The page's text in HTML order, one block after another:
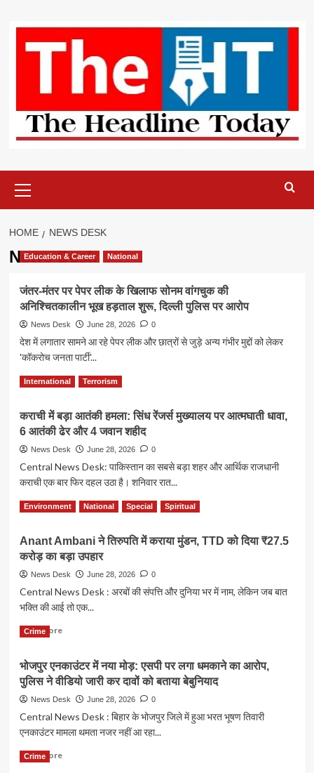
content
Menu
HOME NEWS DESK
News Desk
Education & Career National
जंतर-मंतर पर पेपर लीक के खिलाफ सोनम वांगचुक की
अनिश्चितकालीन भूख हड़ताल शुरू, दिल्ली पुलिस पर आरोप
News Desk June 28, 2026 0
देश में लगातार सामने आ रहे पेपर लीक और छात्रों से जुड़े अन्य गंभीर मुद्दों को लेकर
'कॉकरोच जनता पार्टी'...
Read MoreRead
more
जंतर-
मंतर
पर
लीक
के
सोनम
की
अनिश्चितकालीन
भूख
हड़ताल
शुरू,
दिल्ली
पर
International Terrorism
कराची में बड़ा आतंकी हमला: सिंध रेंजर्स मुख्यालय पर आत्मघाती धावा,
6 आतंकी ढेर और 4 जवान शहीद
News Desk June 28, 2026 0
Central News Desk: पाकिस्तान का सबसे बड़ा शहर और आर्थिक राजधानी
कराची एक बार फिर दहल उठा है। शनिवार रात...
Read MoreRead
more
कराची
में
बड़ा
हमला:
सिंध
मुख्यालय
आत्मघाती
धावा,
आतंकी
ढेर
और
जवान
Environment National Special Spiritual
Anant Ambani ने तिरुपति में कराया मुंडन, TTD को दिया ₹27.5
करोड़ का बड़ा उपहार
News Desk June 28, 2026 0
Central News Desk : अरबों की संपत्ति और दुनिया भर में नाम, लेकिन जब बात
भक्ति की आई तो एक...
Read MoreRead
Anant
Ambani
में
कराया
TTD
Crime
भोजपुर एनकाउंटर में नया मोड़: एसपी पर लगा धमकाने का आरोप,
पुलिस ने वीडियो जारी कर दावों को बताया बेबुनियाद
News Desk June 28, 2026 0
Central News Desk : बिहार के भोजपुर जिले में हुआ भरत भूषण तिवारी
एनकाउंटर मामला थमता नजर नहीं आ रहा...
Read MoreRead
Crime